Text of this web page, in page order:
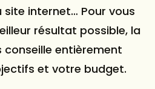
internet… Pour vous
résultat possible, la
conseille entièrement
et votre budget.